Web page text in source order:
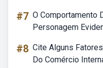
#7 O Comportamento
Personagem
#8 Cite Alguns
Do Comércio